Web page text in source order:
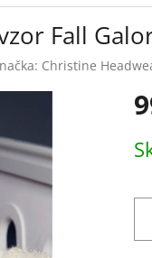
Fall
Christine